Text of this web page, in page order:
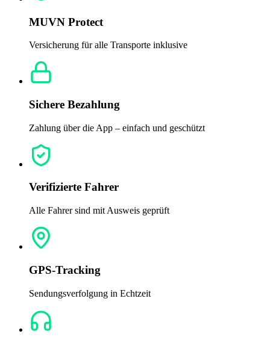
MUVN Protect
Versicherung für alle Transporte inklusive
Sichere Bezahlung
Zahlung über die App – einfach und geschützt
Verifizierte Fahrer
Alle Fahrer sind mit Ausweis geprüft
GPS-Tracking
Sendungsverfolgung in Echtzeit